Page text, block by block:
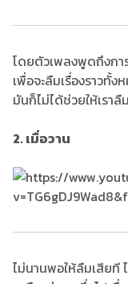
โดยตัวเพลงพูดถึงกา
เพื่อจะลืมเรื่องราวทั้
มันก็ไม่ได้ช่วยให้เราลื
2. เมื่อวาน
ไม่นานพอให้ลืมเสียที